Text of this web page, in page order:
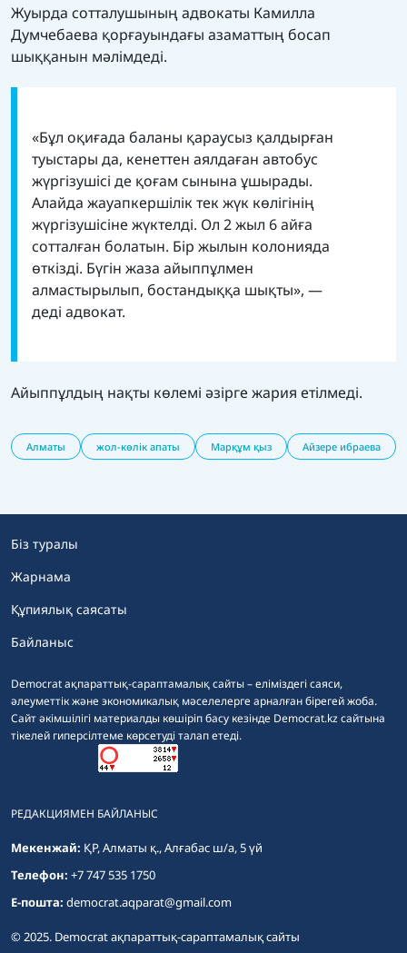
Жуырда сотталушының адвокаты Камилла
Думчебаева қорғауындағы азаматтың босап
шыққанын мәлімдеді.
«Бұл оқиғада баланы қараусыз қалдырған
туыстары да, кенеттен аялдаған автобус
жүргізушісі де қоғам сынына ұшырады.
Алайда жауапкершілік тек жүк көлігінің
жүргізушісіне жүктелді. Ол 2 жыл 6 айға
сотталған болатын. Бір жылын колонияда
өткізді. Бүгін жаза айыппұлмен
алмастырылып, бостандыққа шықты», —
деді адвокат.
Айыппұлдың нақты көлемі әзірге жария етілмеді.
Алматы жол-көлік апаты Марқұм қыз Айзере ибраева
Democrat ақпараттық-сараптамалық сайты – еліміздегі саяси,
әлеуметтік және экономикалық мәселелерге арналған бірегей жоба.
Сайт әкімшілігі материалды көшіріп басу кезінде Democrat.kz сайтына
тікелей гиперсілтеме көрсетуді талап етеді.
Біз туралы
Жарнама
Құпиялық саясаты
Байланыс
РЕДАКЦИЯМЕН БАЙЛАНЫС
Мекенжай: ҚР, Алматы қ., Алғабас ш/а, 5 үй
Телефон: +7 747 535 1750
E-пошта: democrat.aqparat@gmail.com
© 2025. Democrat ақпараттық-сараптамалық сайты